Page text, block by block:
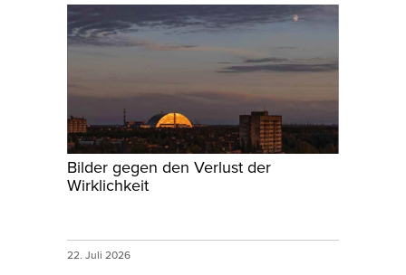
Bilder gegen den Verlust der
Wirklichkeit
22. Juli 2026